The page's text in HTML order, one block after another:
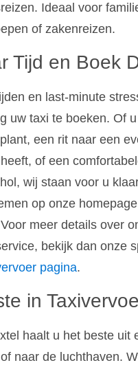
Ideaal voor
of zakenreizen.
Tijd en Boek
en last-minute
uw taxi te boeken. Of
een rit naar een
of een
wij staan voor u
op onze
meer details over
bekijk dan onze
pagina.
in
haalt u het beste uit
naar de luchthaven.